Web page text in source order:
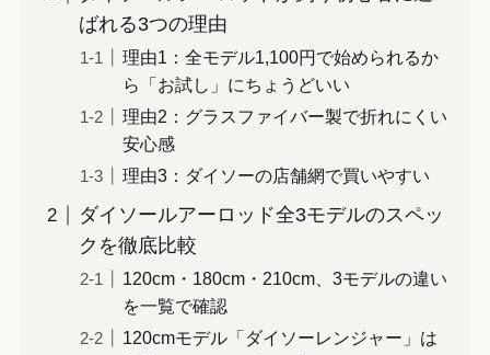
ばれる3つの理由
理由1：全モデル1,100円で始められるか
ら「お試し」にちょうどいい
理由2：グラスファイバー製で折れにくい
安心感
理由3：ダイソーの店舗網で買いやすい
ダイソールアーロッド全3モデルのスペッ
クを徹底比較
120cm・180cm・210cm、3モデルの違い
を一覧で確認
120cmモデル「ダイソーレンジャー」は